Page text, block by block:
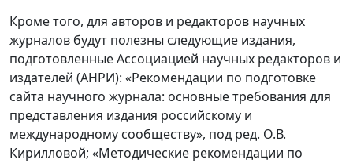
Кроме того, для авторов и редакторов научных
журналов будут полезны следующие издания,
подготовленные Ассоциацией научных редакторов и
издателей (АНРИ): «Рекомендации по подготовке
сайта научного журнала: основные требования для
представления издания российскому и
международному сообществу», под ред. О.В.
Кирилловой; «Методические рекомендации по